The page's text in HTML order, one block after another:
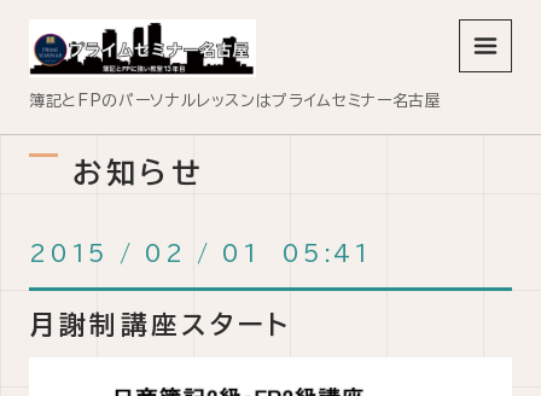
簿記とFPのパーソナルレッスンはプライムセミナー名古屋
メニュ
お知らせ
2015 / 02 / 01 05:41
月謝制講座スタート